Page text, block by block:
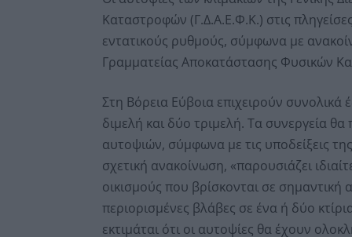
Καταστροφών (Γ.Δ.Α.Ε.Φ.Κ.) στις
εντατικούς ρυθμούς, σύμφωνα με
Γραμματείας Αποκατάστασης Φυσικών
Στη Βόρεια Εύβοια επιχειρούν συνολικά
διμελή και δύο τριμελή. Τα συνεργεία
αυτοψιών, σύμφωνα με τις υποδείξεις
σχετική ανακοίνωση, «παρουσιάζει
οικισμούς που βρίσκονται σε
περιορισμένες βλάβες σε ένα ή δύο
εκτιμάται ότι οι αυτοψίες θα έχουν